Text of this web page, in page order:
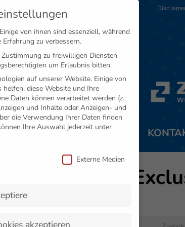
VFB MEDIEN PARTNER
wird
von ihnen sind essenziell, während
zu verbessern.
zu freiwilligen Diensten
um Erlaubnis bitten.
auf unserer Website. Einige von
helfen, diese Website und Ihre
Daten können verarbeitet werden (z.
und Inhalte oder Anzeigen- und
die Verwendung Ihrer Daten finden
Ihre Auswahl jederzeit unter
Externe Medien
akzeptieren